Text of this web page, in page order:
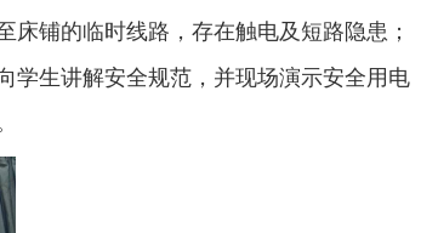
铺的临时线路，存在触电及短路隐患；
学生讲解安全规范，并现场演示安全用电